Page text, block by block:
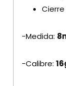
-Medida: 8
-Calibre: 16